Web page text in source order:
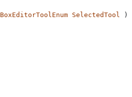
BoxEditorToolEnum SelectedTool );